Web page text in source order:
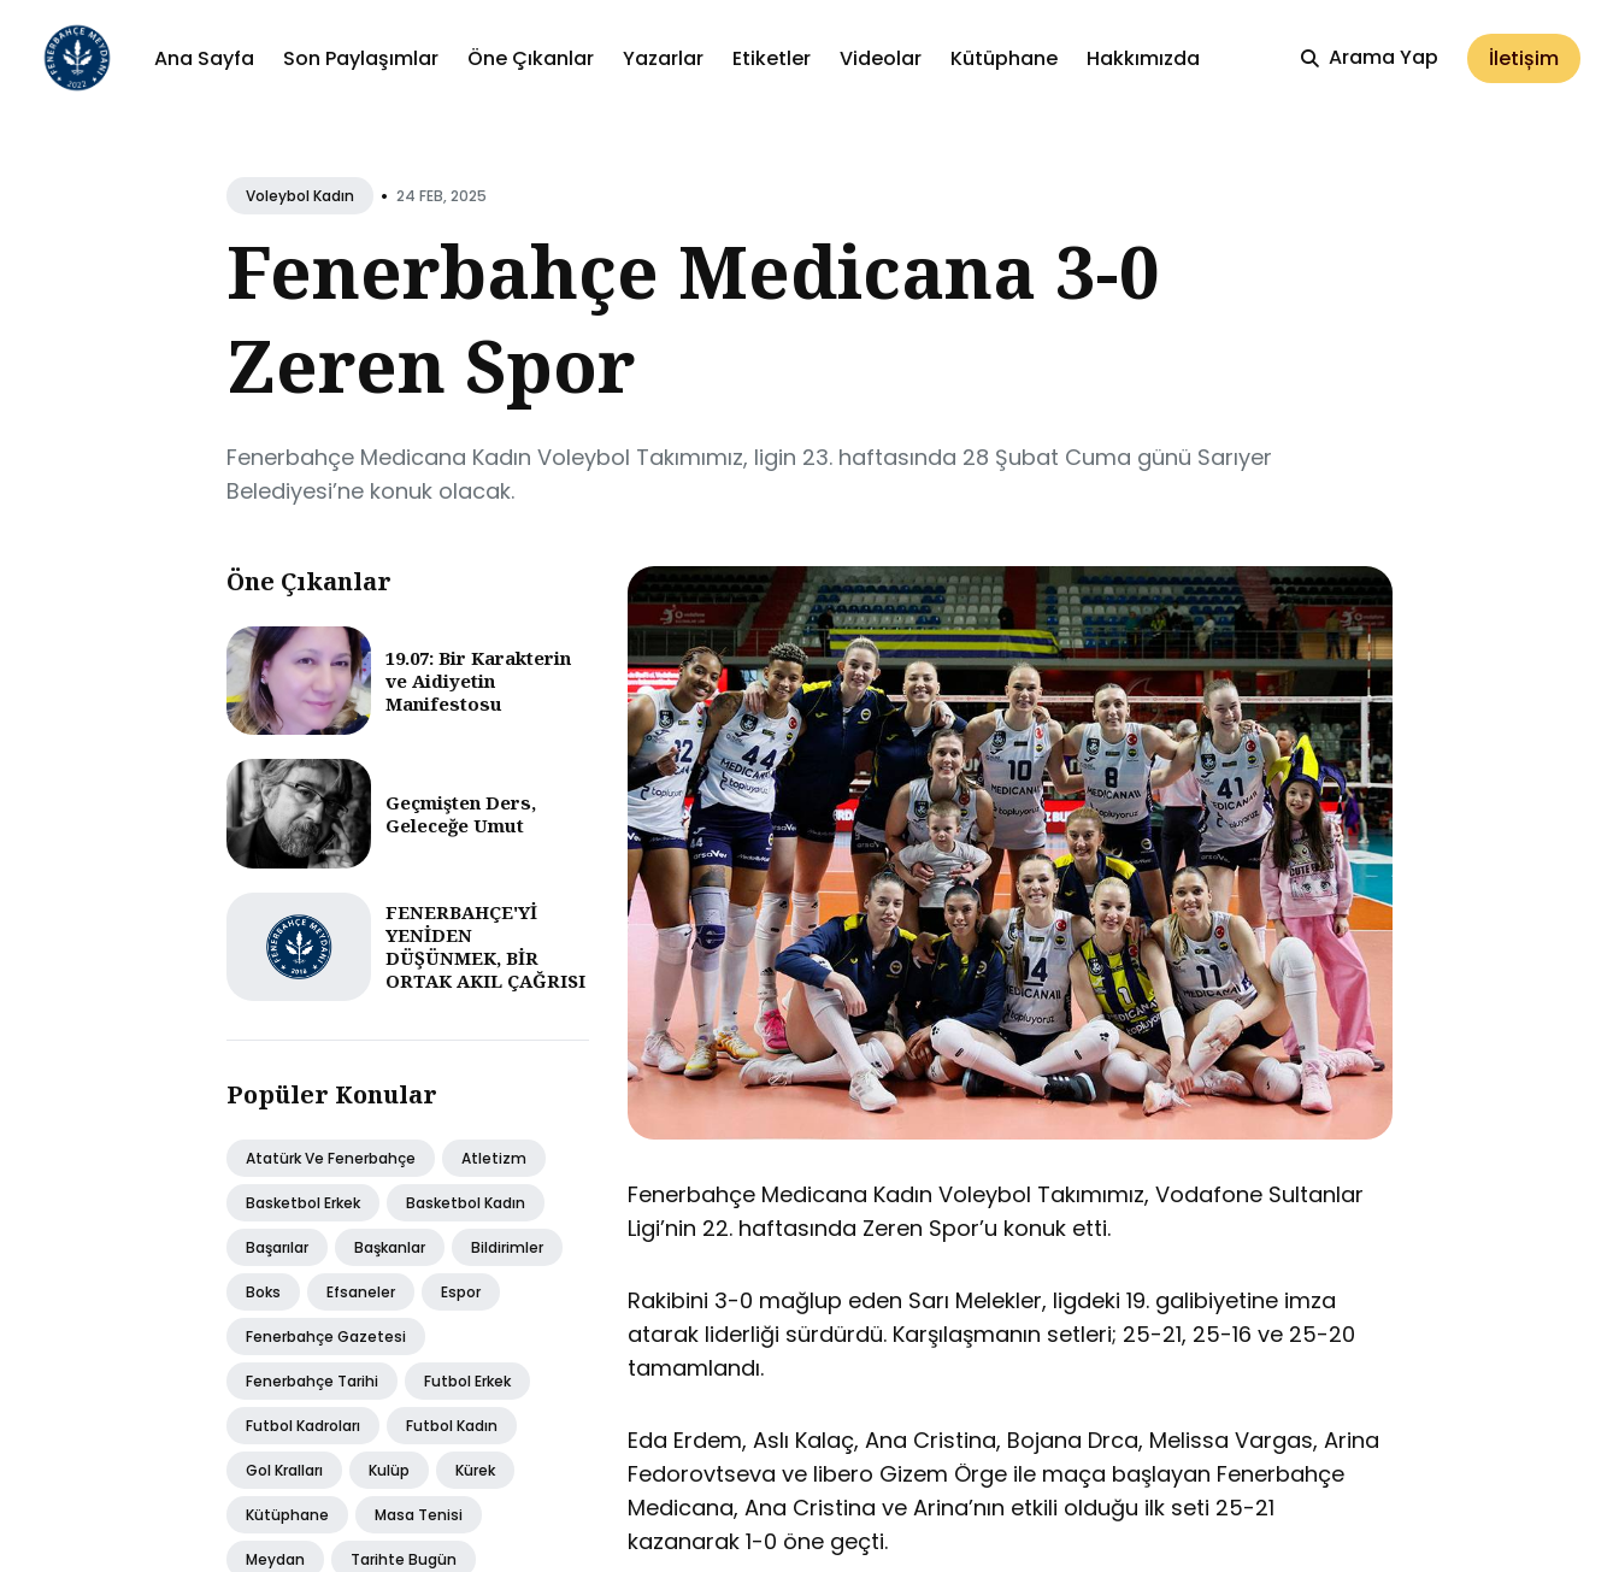
Ana Sayfa Son Paylaşımlar Öne Çıkanlar Yazarlar Etiketler Videolar Kütüphane Hakkımızda Arama Yap İletișim
Blog
Voleybol Kadın • 24 FEB, 2025
Fenerbahçe Medicana 3-0
Zeren Spor
Fenerbahçe Medicana Kadın Voleybol Takımımız, ligin 23. haftasında 28 Şubat Cuma günü Sarıyer
Belediyesi’ne konuk olacak.
Öne Çıkanlar
19.07: Bir Karakterin
ve Aidiyetin
Manifestosu
Geçmişten Ders,
Geleceğe Umut
FENERBAHÇE'Yİ
YENİDEN
DÜŞÜNMEK, BİR
ORTAK AKIL ÇAĞRISI
Popüler Konular
Atatürk Ve Fenerbahçe Atletizm
Basketbol Erkek Basketbol Kadın
Başarılar Başkanlar Bildirimler
Boks Efsaneler Espor
Fenerbahçe Gazetesi
Fenerbahçe Tarihi Futbol Erkek
Futbol Kadroları Futbol Kadın
Gol Kralları Kulüp Kürek
Kütüphane Masa Tenisi
Meydan Tarihte Bugün
Fenerbahçe Medicana Kadın Voleybol Takımımız, Vodafone Sultanlar
Ligi’nin 22. haftasında Zeren Spor’u konuk etti.
Rakibini 3-0 mağlup eden Sarı Melekler, ligdeki 19. galibiyetine imza
atarak liderliği sürdürdü. Karşılaşmanın setleri; 25-21, 25-16 ve 25-20
tamamlandı.
Eda Erdem, Aslı Kalaç, Ana Cristina, Bojana Drca, Melissa Vargas, Arina
Fedorovtseva ve libero Gizem Örge ile maça başlayan Fenerbahçe
Medicana, Ana Cristina ve Arina’nın etkili olduğu ilk seti 25-21
kazanarak 1-0 öne geçti.